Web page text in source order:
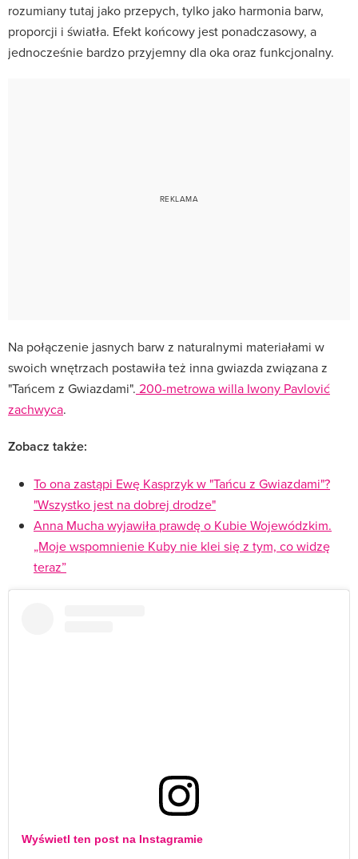
rozumiany tutaj jako przepych, tylko jako harmonia barw,
proporcji i światła. Efekt końcowy jest ponadczasowy, a
jednocześnie bardzo przyjemny dla oka oraz funkcjonalny.
Na połączenie jasnych barw z naturalnymi materiałami w
swoich wnętrzach postawiła też inna gwiazda związana z
"Tańcem z Gwiazdami". 200-metrowa willa Iwony Pavlović
zachwyca.
Zobacz także:
To ona zastąpi Ewę Kasprzyk w "Tańcu z Gwiazdami"?
"Wszystko jest na dobrej drodze"
Anna Mucha wyjawiła prawdę o Kubie Wojewódzkim.
„Moje wspomnienie Kuby nie klei się z tym, co widzę
teraz”
Wyświetl ten post na Instagramie